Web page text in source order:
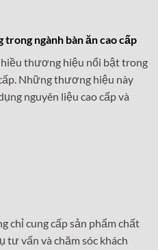
ngành bàn ăn cao cấp
thương hiệu nổi bật trong
Những thương hiệu này
nguyên liệu cao cấp và
chỉ cung cấp sản phẩm chất
tư vấn và chăm sóc khách